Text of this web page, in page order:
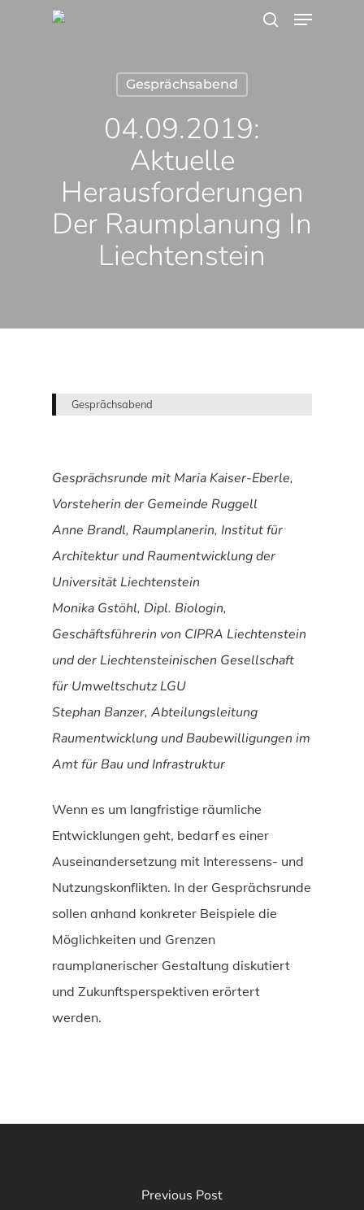
Menu
Gesprächsabend
04.09.2019:
Aktuelle
Herausforderungen
Der Raumplanung In
Liechtenstein
Gesprächsabend
Gesprächsrunde mit Maria Kaiser-Eberle,
Vorsteherin der Gemeinde Ruggell
Anne Brandl, Raumplanerin, Institut für
Architektur und Raumentwicklung der
Universität Liechtenstein
Monika Gstöhl, Dipl. Biologin,
Geschäftsführerin von CIPRA Liechtenstein
und der Liechtensteinischen Gesellschaft
für Umweltschutz LGU
Stephan Banzer, Abteilungsleitung
Raumentwicklung und Baubewilligungen im
Amt für Bau und Infrastruktur
Wenn es um langfristige räumliche
Entwicklungen geht, bedarf es einer
Auseinandersetzung mit Interessens- und
Nutzungskonflikten. In der Gesprächsrunde
sollen anhand konkreter Beispiele die
Möglichkeiten und Grenzen
raumplanerischer Gestaltung diskutiert
und Zukunftsperspektiven erörtert
werden.
Previous Post